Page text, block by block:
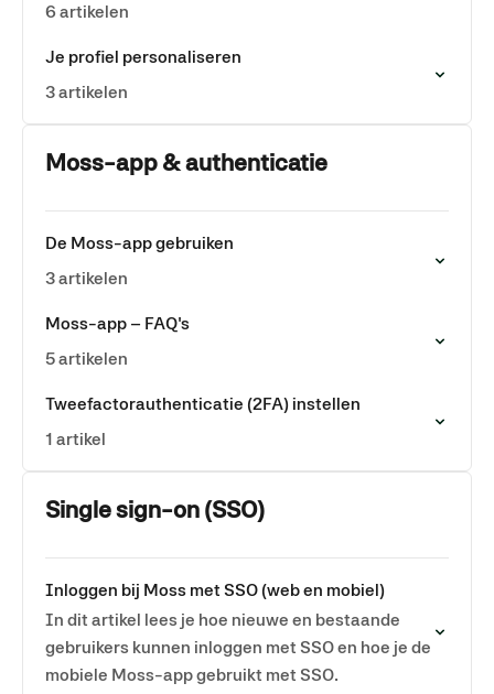
6 artikelen
Je profiel personaliseren
3 artikelen
Moss-app & authenticatie
De Moss-app gebruiken
3 artikelen
Moss-app – FAQ's
5 artikelen
Tweefactorauthenticatie (2FA) instellen
1 artikel
Single sign-on (SSO)
Inloggen bij Moss met SSO (web en mobiel)
In dit artikel lees je hoe nieuwe en bestaande
gebruikers kunnen inloggen met SSO en hoe je de
mobiele Moss-app gebruikt met SSO.